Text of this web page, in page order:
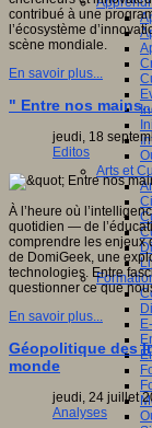
Arts et
contribué à une
l’écosystème
scène mondiale.
En savoir plus...
" Entre nos
jeudi, 18
Editos
À l’heure où
quotidien — de
comprendre les enjeux
de DomiGeek, une
technologies. Entre
questionner ce que
En savoir plus...
Géopolitique des
monde
jeudi, 24 juillet
Analyses